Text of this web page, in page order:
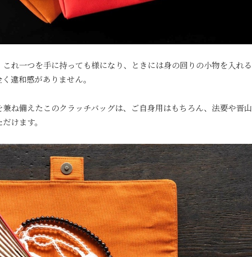
れ一つを手に持っても様になり、ときには身の回りの小物を入れる
違和感がありません。
ね備えたこのクラッチバッグは、ご自身用はもちろん、法要や晋山
けます。